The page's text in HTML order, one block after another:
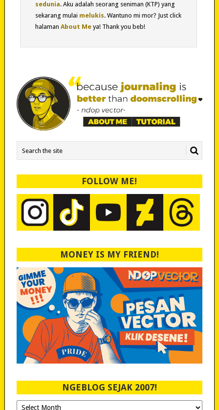
sedunia. Aku adalah seorang seniman (KTP) yang
sekarang mulai melukis. Wantuno mi mor? Just click
halaman About Meya! Thank you beb!
FOLLOW ME!
MONEY IS MY FRIEND!
NGEBLOG SEJAK 2007!
Ngeblog